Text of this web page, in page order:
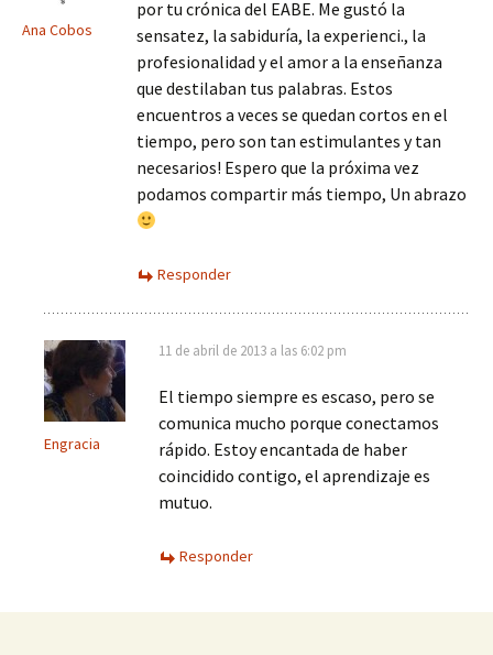
Ana Cobos
por tu crónica del EABE. Me gustó la
sensatez, la sabiduría, la experienci., la
profesionalidad y el amor a la enseñanza
que destilaban tus palabras. Estos
encuentros a veces se quedan cortos en el
tiempo, pero son tan estimulantes y tan
necesarios! Espero que la próxima vez
podamos compartir más tiempo, Un abrazo
Responder
Engracia
11 de abril de 2013 a las 6:02 pm
El tiempo siempre es escaso, pero se
comunica mucho porque conectamos
rápido. Estoy encantada de haber
coincidido contigo, el aprendizaje es
mutuo.
Responder